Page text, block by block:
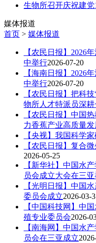
生物所召开庆祝建党
媒体报道
首页 > 媒体报道
【农民日报】2026
中举行2026-07-20
【海南日报】2026
中举行2026-07-20
【农民日报】把科
物所人才特派员深
【农民日报】中国
力香蕉产业高质量发
【央视】我国科学
【农民日报】复合
2026-05-25
【新华社】中国水
员会成立大会在三
【光明日报】中国
委员会成立2026-03-
【中国科技网】中
殖专业委员会2026-
【南海网】中国水
员会在三亚成立